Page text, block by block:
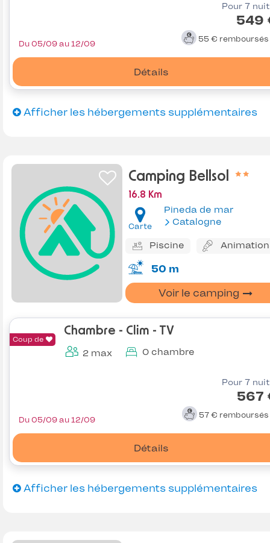
Pour 7
549
55 € remboursés
Détails
Du 05/09 au 12/09
Afficher les hébergements supplémentaires
Camping Bellsol
16.8 Km
Carte
Pineda de mar
Catalogne
Piscine
50 m
Voir le camping
Coup de
Chambre - Clim - TV
2 max 0 chambre
Pour 7
567
57 € remboursés
Détails
Du 05/09 au 12/09
Afficher les hébergements supplémentaires